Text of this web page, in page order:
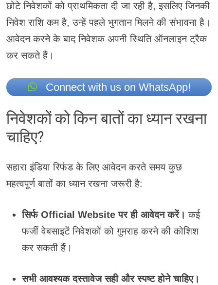
छोटे निवेशकों को प्राथमिकता दी जा रही है, इसलिए जिनकी
निवेश राशि कम है, उन्हें पहले भुगतान मिलने की संभावना है।
आवेदन करने के बाद निवेशक अपनी स्थिति ऑनलाइन ट्रैक
कर सकते हैं।
Connect with us on WhatsApp!
निवेशकों को किन बातों का ध्यान रखना
चाहिए?
सहारा इंडिया रिफंड के लिए आवेदन करते समय कुछ
महत्वपूर्ण बातों का ध्यान रखना जरूरी है:
सिर्फ Official Website पर ही आवेदन करें। कई
फर्जी वेबसाइटें निवेशकों को गुमराह करने की कोशिश
कर सकती हैं।
सभी आवश्यक दस्तावेज सही और स्पष्ट होने चाहिए।